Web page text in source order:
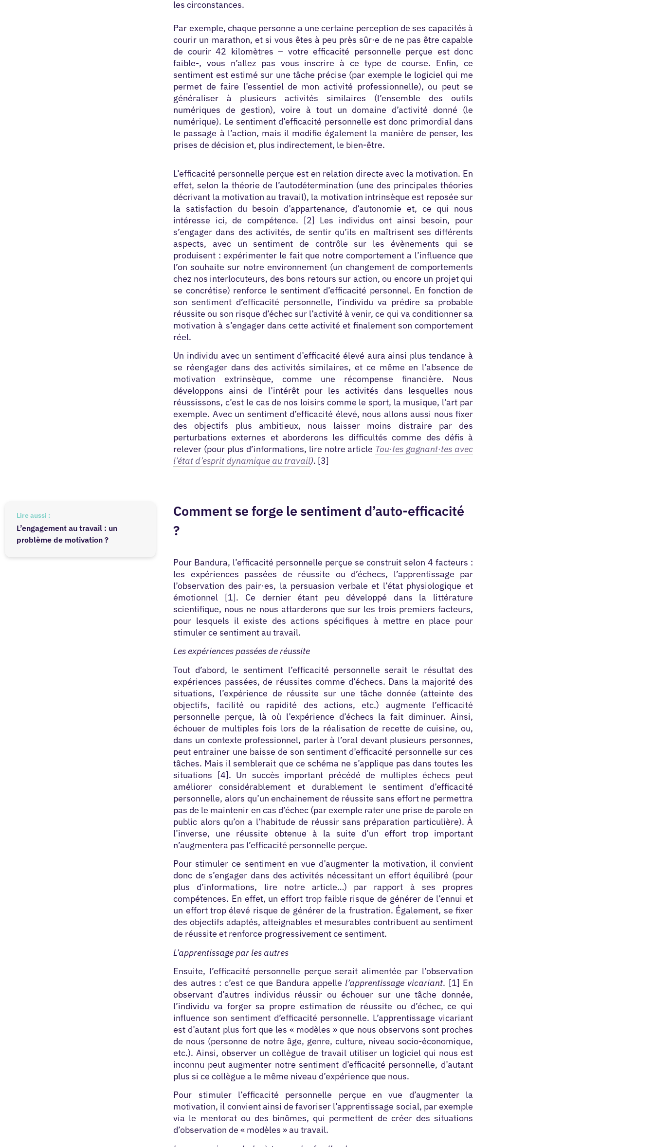
les circonstances.
Par exemple, chaque personne a une certaine perception de ses capacités à
courir un marathon, et si vous êtes à peu près sûr·e de ne pas être capable
de courir 42 kilomètres – votre efficacité personnelle perçue est donc
faible-, vous n’allez pas vous inscrire à ce type de course. Enfin, ce
sentiment est estimé sur une tâche précise (par exemple le logiciel qui me
permet de faire l’essentiel de mon activité professionnelle), ou peut se
généraliser à plusieurs activités similaires (l’ensemble des outils
numériques de gestion), voire à tout un domaine d’activité donné (le
numérique). Le sentiment d’efficacité personnelle est donc primordial dans
le passage à l’action, mais il modifie également la manière de penser, les
prises de décision et, plus indirectement, le bien-être.
L’efficacité personnelle perçue est en relation directe avec la motivation. En
effet,selon la théorie de l’autodétermination (une des principales théories
décrivant la motivation au travail), la motivation intrinsèque est reposée sur
la satisfaction du besoin d’appartenance, d’autonomie et, ce qui nous
intéresse ici, de compétence. [2] Les individus ont ainsi besoin, pour
s’engager dans des activités, de sentir qu’ils en maîtrisent ses différents
aspects, avec unsentiment de contrôlesur les évènements qui se
produisent : expérimenter le fait que notre comportement a l’influence que
l’on souhaite sur notre environnement (un changement de comportements
chez nos interlocuteurs, des bons retours sur action, ou encore un projet qui
se concrétise) renforce le sentiment d’efficacité personnel. En fonction de
son sentiment d’efficacité personnelle, l’individu va prédire sa probable
réussite ou son risque d’échec sur l’activité à venir, ce qui va conditionner sa
motivation à s’engager dans cetteactivitéet finalement son comportement
réel.
Un individu avec un sentiment d’efficacité élevé aura ainsi plus tendance à
se réengager dans des activités similaires, et ce même en l’absence de
motivation extrinsèque, comme une récompense financière. Nous
développons ainsi de l’intérêt pour les activités dans lesquelles nous
réussissons, c’est le cas de nos loisirs comme le sport, la musique, l’art par
exemple. Avec un sentiment d’efficacité élevé, nous allons aussi nous fixer
des objectifs plus ambitieux, nous laisser moins distraire par des
perturbations externes et aborderons les difficultés comme des défis à
relever (pour plus d’informations, lire notre article Tou·tes gagnant·tes avec
l’état d’esprit dynamique au travail). [3]
Lire aussi :
L’engagement au travail : un
problème de motivation ?
Comment se forge le sentiment d’auto-efficacité
?
Pour Bandura, l’efficacité personnelle perçue se construit selon 4 facteurs :
les expériences passées de réussite ou d’échecs, l’apprentissage par
l’observation des pair·es, la persuasion verbale et l’état physiologique et
émotionnel [1]. Ce dernier étant peu développé dans la littérature
scientifique, nous ne nous attarderons que sur les trois premiers facteurs,
pour lesquels il existe des actions spécifiques à mettre en place pour
stimuler ce sentiment au travail.
Les expériences passées de réussite
Tout d’abord, le sentiment l’efficacité personnelle serait le résultat des
expériences passées, de réussites comme d’échecs. Dans la majorité des
situations, l’expérience de réussite sur une tâche donnée (atteinte des
objectifs, facilité ou rapidité des actions, etc.) augmente l’efficacité
personnelle perçue, là où l’expérience d’échecs la fait diminuer. Ainsi,
échouer de multiples fois lors de la réalisation de recette de cuisine, ou,
dans un contexte professionnel, parler à l’oral devant plusieurs personnes,
peut entrainer une baisse de son sentiment d’efficacité personnelle sur ces
tâches. Mais il semblerait que ce schéma ne s’applique pas dans toutes les
situations [4]. Un succès important précédé de multiples échecs peut
améliorer considérablement et durablement le sentiment d’efficacité
personnelle, alors qu’un enchainement de réussite sans effort ne permettra
pas de le maintenir en cas d’échec (par exemple rater une prise de parole en
public alors qu’on a l’habitude de réussir sans préparation particulière). À
l’inverse, une réussite obtenue à la suite d’un effort trop important
n’augmentera pas l’efficacité personnelle perçue.
Pour stimuler ce sentiment en vue d’augmenter la motivation, il convient
donc de s’engager dans des activités nécessitant un effort équilibré (pour
plus d’informations, lire notre article…) par rapport à ses propres
compétences. En effet, un effort trop faible risque de générer de l’ennui et
un effort trop élevé risque de générer de la frustration. Également, se fixer
des objectifs adaptés, atteignables et mesurables contribuent au sentiment
de réussite et renforce progressivement ce sentiment.
L’apprentissage par les autres
Ensuite, l’efficacité personnelle perçue serait alimentée par l’observation
des autres : c’est ce que Bandura appelle l’apprentissage vicariant. [1] En
observant d’autres individus réussir ou échouer sur une tâche donnée,
l’individu va forger sa propre estimation de réussite ou d’échec, ce qui
influence son sentiment d’efficacité personnelle. L’apprentissage vicariant
est d’autant plus fort que les « modèles » que nous observons sont proches
de nous (personne de notre âge, genre, culture, niveau socio-économique,
etc.). Ainsi, observer un collègue de travail utiliser un logiciel qui nous est
inconnu peut augmenter notre sentiment d’efficacité personnelle, d’autant
plus si ce collègue a le même niveau d’expérience que nous.
Pour stimuler l’efficacité personnelle perçue en vue d’augmenter la
motivation, il convient ainsi de favoriser l’apprentissage social, par exemple
via le mentorat ou des binômes, qui permettent de créer des situations
d’observation de « modèles » au travail.